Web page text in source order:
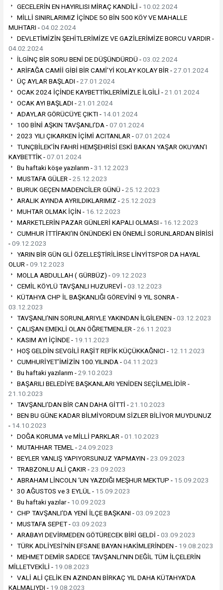
GECELERİN EN HAYIRLISI MİRAÇ KANDİLİ - 10.02.2024
MİLLİ SINIRLARIMIZ İÇİNDE 5O BİN 500 KÖY VE MAHALLE
MUHTARI -04.02.2024
DEVLETİMİZİN ŞEHİTLERİMİZE VE GAZİLERİMİZE BORCU VARDIR -
04.02.2024
İLGİNÇ BİR SORU BENİ DE DÜŞÜNDÜRDÜ -03.02.2024
ARİFAĞA CAMİİ GİBİ BİR CAMİ’Yİ KOLAY KOLAY BİR -27.01.2024
ÜÇ AYLAR BAŞLADI -27.01.2024
OCAK 2024 İÇİNDE KAYBETTİKLERİMİZLE İLGİLİ -21.01.2024
OCAK AYI BAŞLADI -21.01.2024
ADAYLAR GÖRÜCÜYE ÇIKTI - 14.01.2024
100 BİNİ AŞKIN TAVŞANLI’DA -07.01.2024
2023 YILI ÇIKARKEN İÇİMİ ACITANLAR -07.01.2024
TUNÇBİLEK’İN FAHRİ HEMŞEHRİSİ ESKİ BAKAN YAŞAR OKUYAN’I
KAYBETTİK -07.01.2024
Bu haftaki köşe yazılarım -31.12.2023
MUSTAFA GÜLER -25.12.2023
BURUK GEÇEN MADENCİLER GÜNÜ -25.12.2023
ARALIK AYINDA AYRILDIKLARIMIZ -25.12.2023
MUHTAR OLMAK İÇİN - 16.12.2023
MARKETLERİN PAZAR GÜNLERİ KAPALI OLMASI - 16.12.2023
CUMHUR İTTİFAKI’IN ÖNÜNDEKİ EN ÖNEMLİ SORUNLARDAN BİRİSİ
-09.12.2023
YARIN BİR GÜN GLİ ÖZELLEŞTİRİLİRSE LİNYİTSPOR DA HAYAL
OLUR -09.12.2023
MOLLA ABDULLAH ( GÜRBÜZ) -09.12.2023
CEMİL KÖYLÜ TAVŞANLI HUZUREVİ -03.12.2023
KÜTAHYA CHP İL BAŞKANLIĞI GÖREVİNİ 9 YIL SONRA -
03.12.2023
TAVŞANLI’NIN SORUNLARIYLE YAKINDAN İLGİLENEN -03.12.2023
ÇALIŞAN EMEKLİ OLAN ÖĞRETMENLER -26.11.2023
KASIM AYI İÇİNDE - 19.11.2023
HOŞ GELDİN SEVGİLİ RAŞİT REFİK KÜÇÜKKAĞNICI - 12.11.2023
CUMHURİYET’İMİZİN 100.YILINDA -04.11.2023
Bu haftaki yazılarım -29.10.2023
BAŞARILI BELEDİYE BAŞKANLARI YENİDEN SEÇİLMELİDİR -
21.10.2023
TAVŞANLI’DAN BİR CAN DAHA GİTTİ -21.10.2023
BEN BU GÜNE KADAR BİLMİYORDUM SİZLER BİLİYOR MUYDUNUZ
- 14.10.2023
DOĞA KORUMA ve MİLLİ PARKLAR -01.10.2023
MUTAHHAR TEMEL -24.09.2023
BEYLER YANLIŞ YAPIYORSUNUZ YAPMAYIN -23.09.2023
TRABZONLU ALİ ÇAKIR -23.09.2023
ABRAHAM LİNCOLN ‘UN YAZDIĞI MEŞHUR MEKTUP - 15.09.2023
30 AĞUSTOS ve 3 EYLÜL - 15.09.2023
Bu haftaki yazılar - 10.09.2023
CHP TAVŞANLI’DA YENİ İLÇE BAŞKANI -03.09.2023
MUSTAFA SEPET -03.09.2023
ARABAYI DEVİRMEDEN GÖTÜRECEK BİRİ GELDİ -03.09.2023
TÜRK ADLİYESİ’NİN EFSANE BAYAN HAKİMLERİNDEN - 19.08.2023
MEHMET DEMİR SADECE TAVŞANLI’NIN DEĞİL TÜM İLÇELERİN
MİLLETVEKİLİ - 19.08.2023
VALİ ALİ ÇELİK EN AZINDAN BİRKAÇ YIL DAHA KÜTAHYA’DA
KALMALIYDI - 19.08.2023